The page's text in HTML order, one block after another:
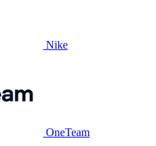
Nike
OneTeam